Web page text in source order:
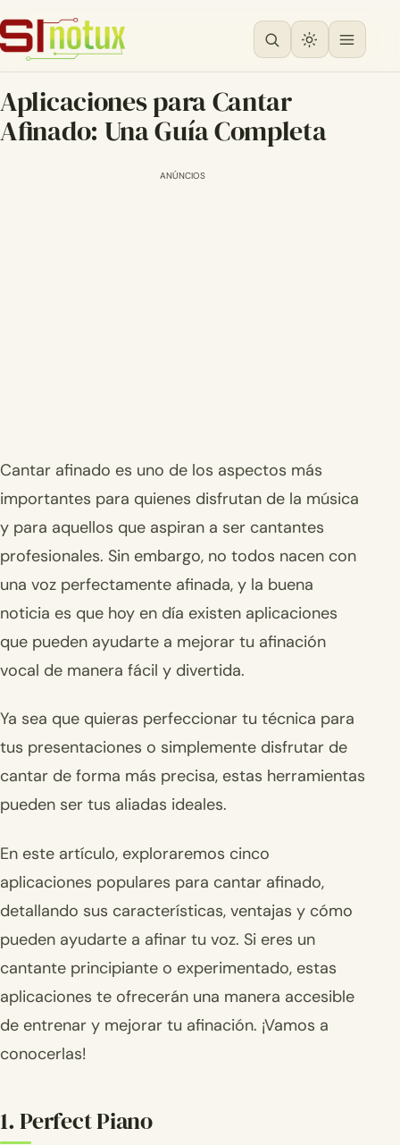
Aplicaciones para Cantar
Afinado: Una Guía Completa
ANÚNCIOS
Cantar afinado es uno de los aspectos más
importantes para quienes disfrutan de la música
y para aquellos que aspiran a ser cantantes
profesionales. Sin embargo, no todos nacen con
una voz perfectamente afinada, y la buena
noticia es que hoy en día existen aplicaciones
que pueden ayudarte a mejorar tu afinación
vocal de manera fácil y divertida.
Ya sea que quieras perfeccionar tu técnica para
tus presentaciones o simplemente disfrutar de
cantar de forma más precisa, estas herramientas
pueden ser tus aliadas ideales.
En este artículo, exploraremos cinco
aplicaciones populares para cantar afinado,
detallando sus características, ventajas y cómo
pueden ayudarte a afinar tu voz. Si eres un
cantante principiante o experimentado, estas
aplicaciones te ofrecerán una manera accesible
de entrenar y mejorar tu afinación. ¡Vamos a
conocerlas!
1. Perfect Piano